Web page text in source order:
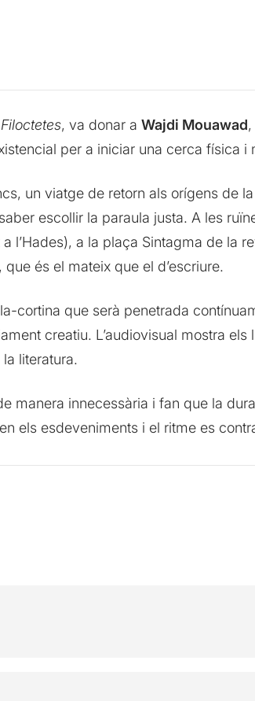
Filoctetes, va donar a Wajdi Mouawad
per a iniciar una cerca física i
un viatge de retorn als orígens de
escollir la paraula justa. A les
l’Hades), a la plaça Sintagma de la
és el mateix que el d’escriure.
cortina que serà penetrada
creatiu. L’audiovisual mostra
literatura.
manera innecessària i fan que la
els esdeveniments i el ritme es